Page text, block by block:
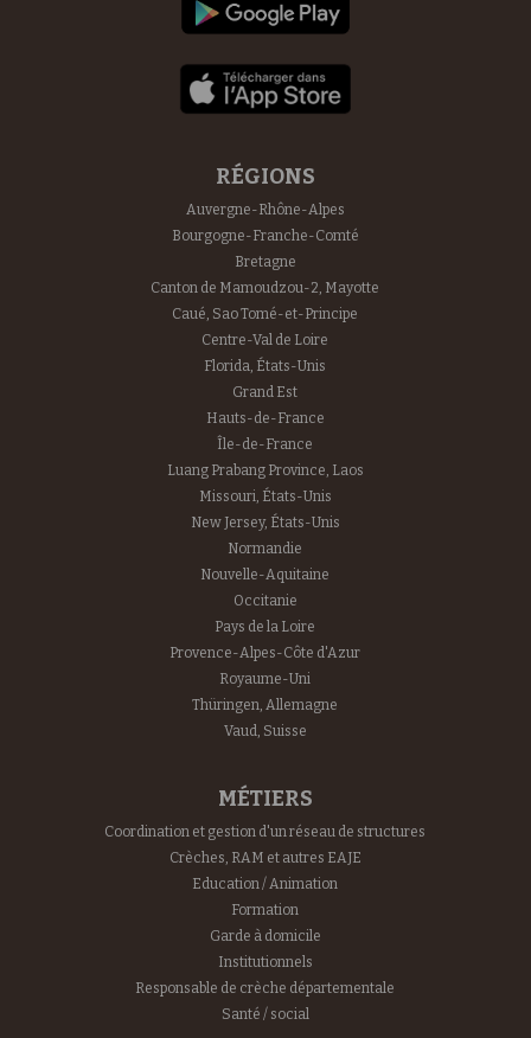
RÉGIONS
Auvergne-Rhône-Alpes
Bourgogne-Franche-Comté
Bretagne
Canton de Mamoudzou-2, Mayotte
Caué, Sao Tomé-et-Principe
Centre-Val de Loire
Florida, États-Unis
Grand Est
Hauts-de-France
Île-de-France
Luang Prabang Province, Laos
Missouri, États-Unis
New Jersey, États-Unis
Normandie
Nouvelle-Aquitaine
Occitanie
Pays de la Loire
Provence-Alpes-Côte d'Azur
Royaume-Uni
Thüringen, Allemagne
Vaud, Suisse
MÉTIERS
Coordination et gestion d'un réseau de structures
Crèches, RAM et autres EAJE
Education / Animation
Formation
Garde à domicile
Institutionnels
Responsable de crèche départementale
Santé / social